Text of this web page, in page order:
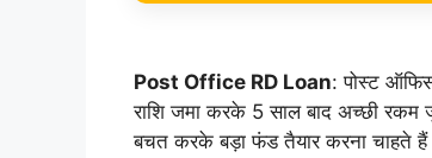
Post Office RD Loan: पोस्ट
राशि जमा करके 5 साल बाद अच्छी रकम
बचत करके बड़ा फंड तैयार करना चाहते